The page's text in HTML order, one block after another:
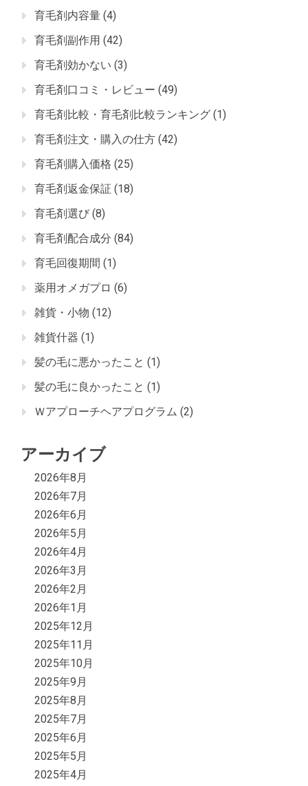
育毛剤内容量 (4)
育毛剤副作用 (42)
育毛剤効かない (3)
育毛剤口コミ・レビュー (49)
育毛剤比較・育毛剤比較ランキング (1)
育毛剤注文・購入の仕方 (42)
育毛剤購入価格 (25)
育毛剤返金保証 (18)
育毛剤選び (8)
育毛剤配合成分 (84)
育毛回復期間 (1)
薬用オメガプロ (6)
雑貨・小物 (12)
雑貨什器 (1)
髪の毛に悪かったこと (1)
髪の毛に良かったこと (1)
Ｗアプローチヘアプログラム (2)
アーカイブ
2026年8月
2026年7月
2026年6月
2026年5月
2026年4月
2026年3月
2026年2月
2026年1月
2025年12月
2025年11月
2025年10月
2025年9月
2025年8月
2025年7月
2025年6月
2025年5月
2025年4月